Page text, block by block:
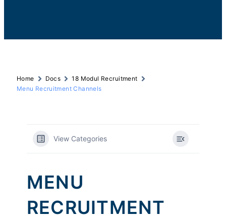
Home Docs
18 Modul Recruitment
Menu Recruitment Channels
View Categories
MENU
RECRUITMENT